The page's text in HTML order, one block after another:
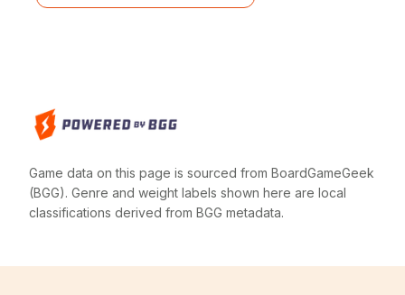
Game data on this page is sourced from BoardGameGeek
(BGG). Genre and weight labels shown here are local
classifications derived from BGG metadata.